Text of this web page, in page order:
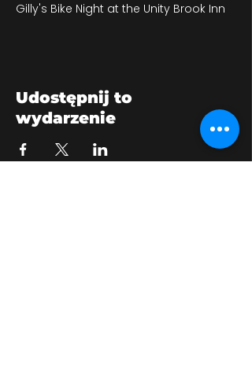
Gilly's Bike Night at the Unity Brook Inn
Udostępnij to
wydarzenie